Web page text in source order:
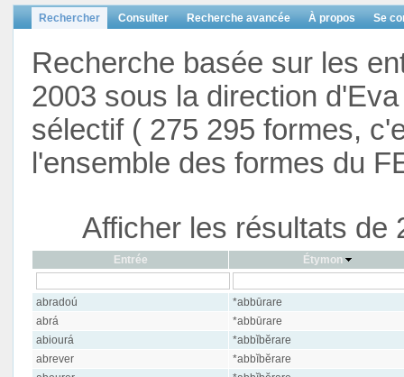
Rechercher Consulter Recherche avancée À propos Se
Recherche basée sur les
2003 sous la direction
sélectif ( 275 295 formes,
l'ensemble des formes du
Afficher les résultats de
Entrée Étymon
abradoú
*abbūrare
abrá
*abbūrare
abiourá
*abbĭbĕrare
abrever
*abbĭbĕrare